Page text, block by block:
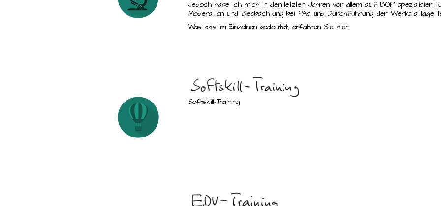
Jedoch habe ich mich in den letzten Jahren vor allem auf BOP spezialisiert
Moderation und Beobachtung bei PAs und Durchführung der Werkstattage
Was das im Einzelnen bedeutet, erfahren Sie hier
Softskill-Training